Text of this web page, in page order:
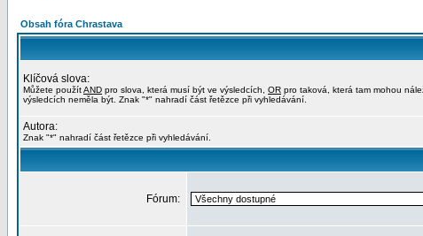
Obsah fóra Chrastava
Klíčová slova:
Můžete použítAND pro slova, která musí být ve výsledcích, OR pro taková, která tam mohou
výsledcích neměla být. Znak "*" nahradí část řetězce při vyhledávání.
Autora:
Znak "*" nahradí část řetězce při vyhledávání.
Fórum: